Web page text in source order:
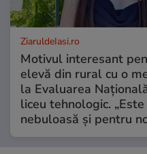
ZiaruldeIasi.ro
Motivul interesant
elevă din rural cu o
la Evaluarea
liceu tehnologic.
nebuloasă și pentru